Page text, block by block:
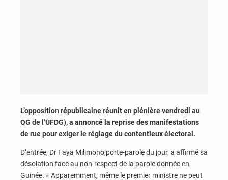
L’opposition républicaine réunit en plénière vendredi au
QG de l’UFDG), a annoncé la reprise des manifestations
de rue pour exiger le réglage du contentieux électoral.
D’entrée, Dr Faya Milimono,porte-parole du jour, a affirmé sa
désolation face au non-respect de la parole donnée en
Guinée. « Apparemment, même le premier ministre ne peut